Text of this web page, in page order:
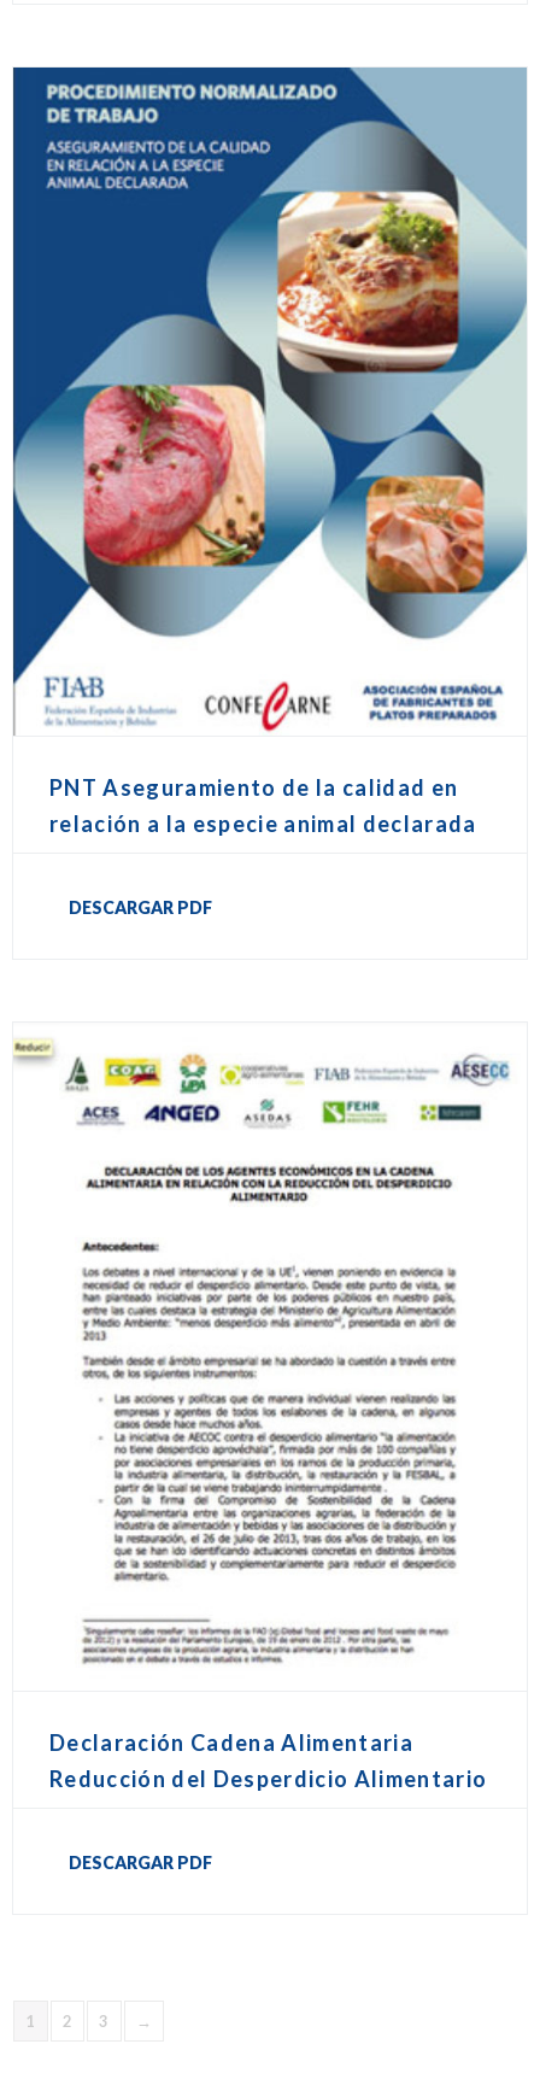
PNT Aseguramiento de la calidad en
relación a la especie animal declarada
DESCARGAR PDF
Declaración Cadena Alimentaria
Reducción del Desperdicio Alimentario
DESCARGAR PDF
1 2 3 →